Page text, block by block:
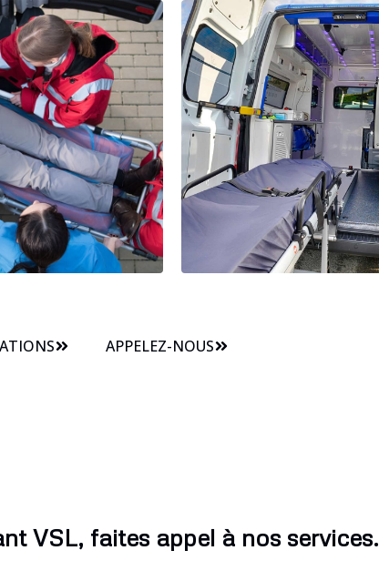
APPELEZ-NOUS
VSL, faites appel à nos services.